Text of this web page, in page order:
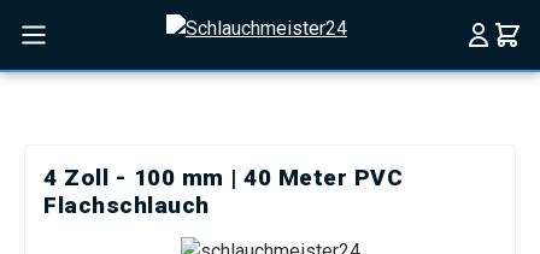
Zum Hauptinhalt springen
4 Zoll - 100 mm | 40 Meter PVC
Flachschlauch